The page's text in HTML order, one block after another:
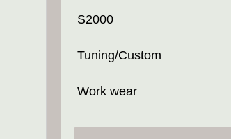
S2000
Tuning/Custom
Work wear